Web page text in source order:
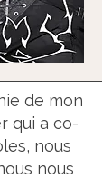
de mon
qui a co-
nous
nous